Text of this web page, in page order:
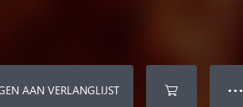
AAN VERLANGLIJST ● ● ●